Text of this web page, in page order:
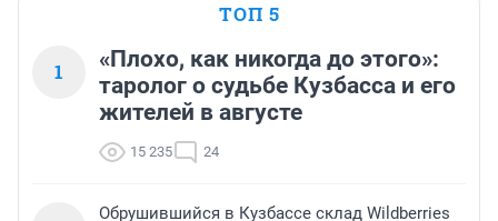
ТОП 5
1
«Плохо, как никогда до этого»:
таролог о судьбе Кузбасса и его
жителей в августе
15 235 24
Обрушившийся в Кузбассе склад Wildberries